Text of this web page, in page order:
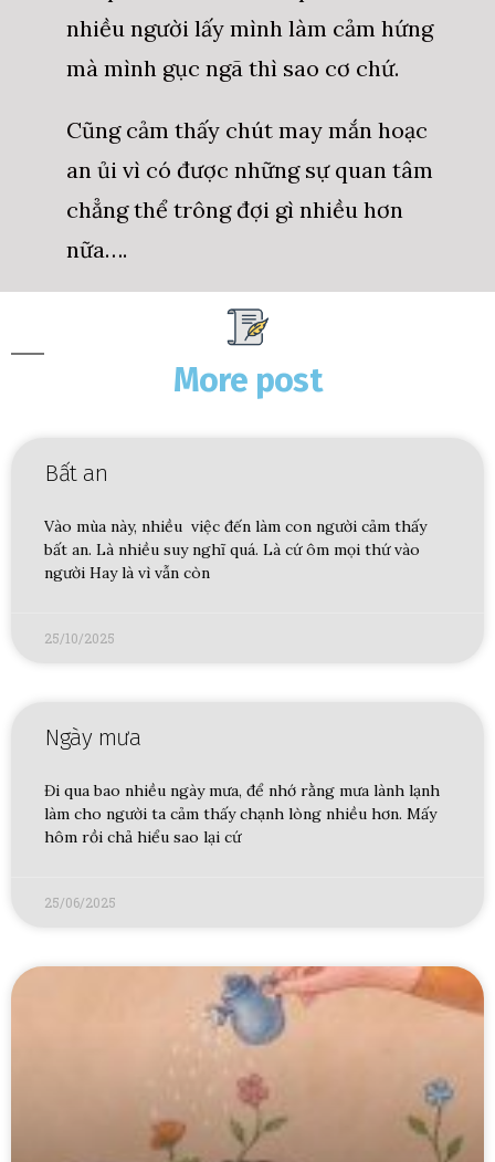
nhiều người lấy mình làm cảm hứng
mà mình gục ngã thì sao cơ chứ.
Cũng cảm thấy chút may mắn hoạc
an ủi vì có được những sự quan tâm
chẳng thể trông đợi gì nhiều hơn
nữa….
More post
Bất an
Vào mùa này, nhiều việc đến làm con người cảm thấy
bất an. Là nhiều suy nghĩ quá. Là cứ ôm mọi thứ vào
người Hay là vì vẫn còn
25/10/2025
Ngày mưa
Đi qua bao nhiều ngày mưa, để nhớ rằng mưa lành lạnh
làm cho người ta cảm thấy chạnh lòng nhiều hơn. Mấy
hôm rồi chả hiểu sao lại cứ
25/06/2025